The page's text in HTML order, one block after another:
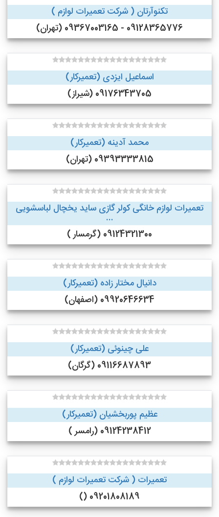
تکنوآرتان ( شرکت تعمیرات لوازم )
09128365776 - 09367003165 (تهران)
اسماعیل ایزدی (تعمیرکار)
09176343705 (شیراز)
محمد آدینه (تعمیرکار)
09393333815 (تهران)
تعمیرات لوازم خانگی کولر گازی ساید یخچال لباسشویی
...
09124321300 (گرمسار )
دانیال مختار زاده (تعمیرکار)
09920646634 (اصفهان)
علی چینوئی (تعمیرکار)
09116687893 (گرگان)
عظیم پوربخشیان (تعمیرکار)
09124238412 (رامسر )
تعمیرات ( شرکت تعمیرات لوازم )
09201808189 ()